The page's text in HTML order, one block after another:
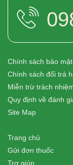
Chính sách bảo mật
Chính sách đổi trả
Miễn trừ trách
Quy định về đánh
Site Map
Trang chủ
Gửi đơn thuốc
Trợ giúp